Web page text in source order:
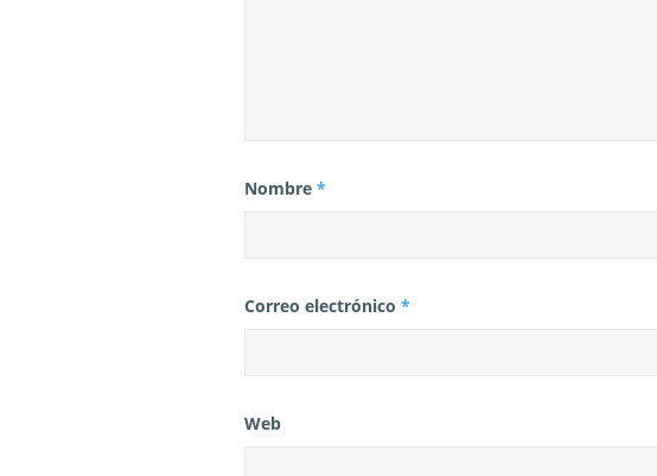
Nombre *
Correo electrónico *
Web